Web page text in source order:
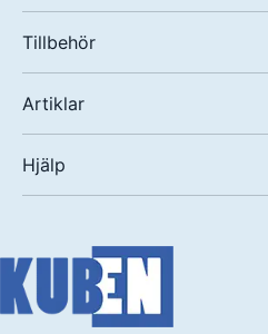
Tillbehör
Artiklar
Hjälp